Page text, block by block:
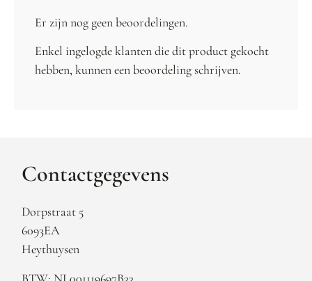
Er zijn nog geen beoordelingen.
Enkel ingelogde klanten die dit product gekocht
hebben, kunnen een beoordeling schrijven.
Contactgegevens
Dorpstraat 5
6093EA
Heythuysen